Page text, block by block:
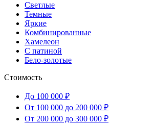
Светлые
Темные
Яркие
Комбинированные
Хамелеон
С патиной
Бело-золотые
Стоимость
До 100 000 ₽
От 100 000 до 200 000 ₽
От 200 000 до 300 000 ₽